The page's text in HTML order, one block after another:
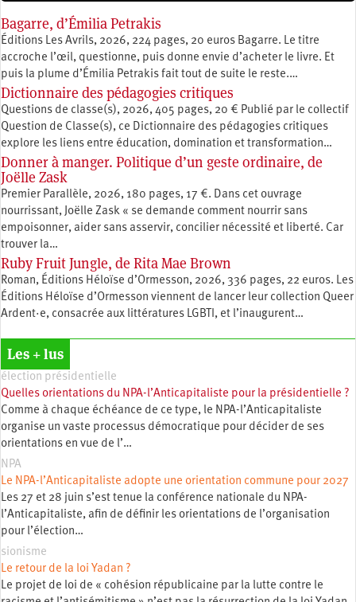
Bagarre, d’Émilia Petrakis
Éditions Les Avrils, 2026, 224 pages, 20 euros Bagarre. Le titre
accroche l’œil, questionne, puis donne envie d’acheter le livre. Et
puis la plume d’Émilia Petrakis fait tout de suite le reste.…
Dictionnaire des pédagogies critiques
Questions de classe(s), 2026, 405 pages, 20 € Publié par le collectif
Question de Classe(s), ce Dictionnaire des pédagogies critiques
explore les liens entre éducation, ­domination et transformation…
Donner à manger. Politique d’un geste ordinaire, de
Joëlle Zask
Premier Parallèle, 2026, 180 pages, 17 €. Dans cet ouvrage
nourrissant, Joëlle Zask « se demande comment nourrir sans
empoisonner, aider sans asservir, concilier nécessité et liberté. Car
trouver la…
Ruby Fruit Jungle, de Rita Mae Brown
Roman, Éditions Héloïse d’Ormesson, 2026, 336 pages, 22 euros. Les
Éditions Héloïse d’Ormesson viennent de lancer leur collection Queer
Ardent·e, consacrée aux littératures LGBTI, et l’inaugurent…
Les + lus
élection présidentielle
Quelles orientations du NPA-l’Anticapitaliste pour la présidentielle ?
Comme à chaque échéance de ce type, le NPA-l’Anticapitaliste
organise un vaste processus démocratique pour décider de ses
orientations en vue de l’…
NPA
Le NPA-l’Anticapitaliste adopte une orientation commune pour 2027
Les 27 et 28 juin s’est tenue la conférence nationale du NPA-
l’Anticapitaliste, afin de définir les orientations de l’organisation
pour l’élection…
sionisme
Le retour de la loi Yadan ?
Le projet de loi de « cohésion républicaine par la lutte contre le